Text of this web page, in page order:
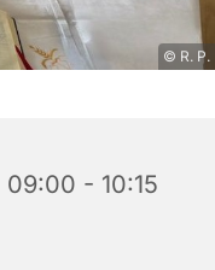
© R. P.
- 10:15